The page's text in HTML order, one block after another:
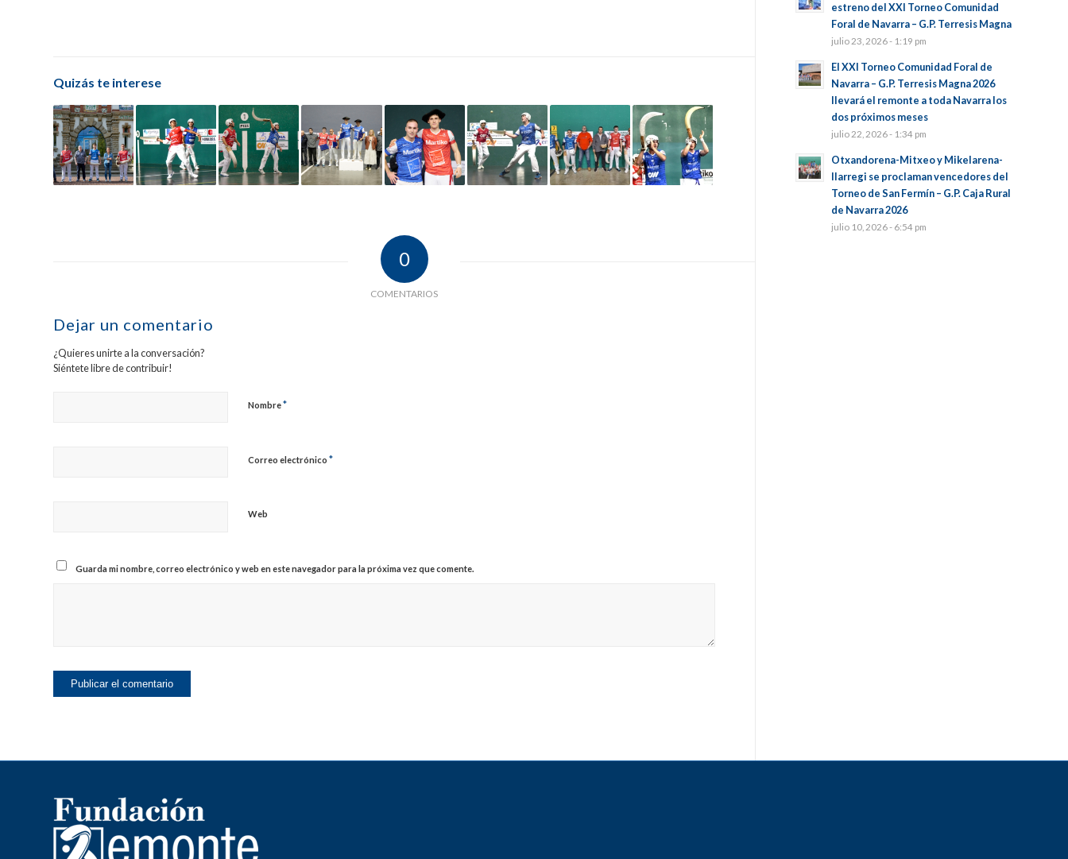
Quizás te interese
0
COMENTARIOS
Dejar un comentario
¿Quieres unirte a la conversación?
Siéntete libre de contribuir!
Nombre*
Correo electrónico *
Web
Guarda mi nombre, correo electrónico y web en este navegador para la próxima vez que comente.
estreno del XXI Torneo Comunidad
Foral de Navarra – G.P. Terresis Magna
julio 23, 2026 - 1:19 pm
El XXI Torneo Comunidad Foral de
Navarra – G.P. Terresis Magna 2026
llevará el remonte a toda Navarra los
dos próximos meses
julio 22, 2026 - 1:34 pm
Otxandorena-Mitxeo y Mikelarena-
Ilarregi se proclaman vencedores del
Torneo de San Fermín – G.P. Caja Rural
de Navarra 2026
julio 10, 2026 - 6:54 pm